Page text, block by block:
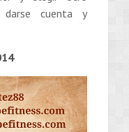
cuenta y